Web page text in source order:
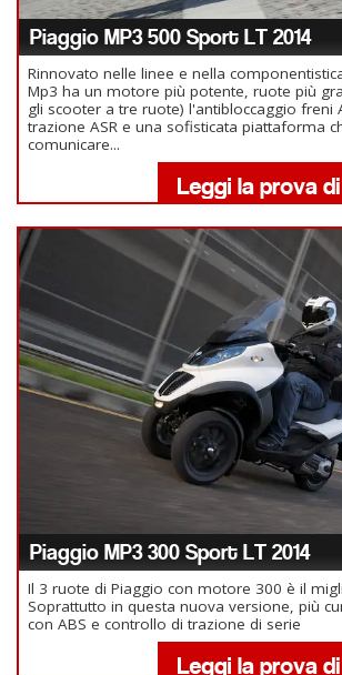
Piaggio MP3 500 Sport LT 2014
Rinnovato nelle linee e nella
Mp3 ha un motore più potente, ruote più
gli scooter a tre ruote) l'antibloccaggio freni
trazione ASR e una sofisticata piattaforma
comunicare...
Piaggio MP3 300 Sport LT 2014
Il 3 ruote di Piaggio con motore 300 è il
Soprattutto in questa nuova versione, più
con ABS e controllo di trazione di serie